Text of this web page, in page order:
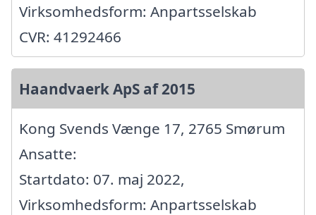
Virksomhedsform: Anpartsselskab
CVR: 41292466
Haandvaerk ApS af 2015
Kong Svends Vænge 17, 2765 Smørum
Ansatte:
Startdato: 07. maj 2022,
Virksomhedsform: Anpartsselskab